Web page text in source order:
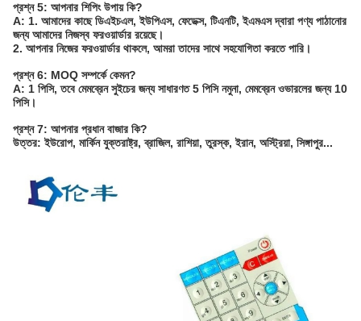
প্রশ্ন 5: আপনার শিপিং উপায় কি?
A: 1. আমাদের কাছে ডিএইচএল, ইউপিএস, ফেডেক্স, টিএনটি, ইএমএস দ্বারা পণ্য পাঠানোর
জন্য আমাদের নিজস্ব ফরওয়ার্ডার রয়েছে।
2. আপনার নিজের ফরওয়ার্ডার থাকলে, আমরা তাদের সাথে সহযোগিতা করতে পারি।
প্রশ্ন 6: MOQ সম্পর্কে কেমন?
A: 1 পিসি, তবে মেমব্রেন সুইচের জন্য সাধারণত 5 পিসি নমুনা, মেমব্রেন ওভারলের জন্য 10
পিসি।
প্রশ্ন 7: আপনার প্রধান বাজার কি?
উত্তর: ইউরোপ, মার্কিন যুক্তরাষ্ট্র, ব্রাজিল, রাশিয়া, তুরস্ক, ইরান, অস্ট্রিয়া, সিঙ্গাপুর...